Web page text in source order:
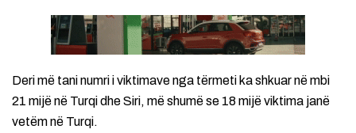
Deri më tani numri i viktimave nga tërmeti ka shkuar në mbi
21 mijë në Turqi dhe Siri, më shumë se 18 mijë viktima janë
vetëm në Turqi.